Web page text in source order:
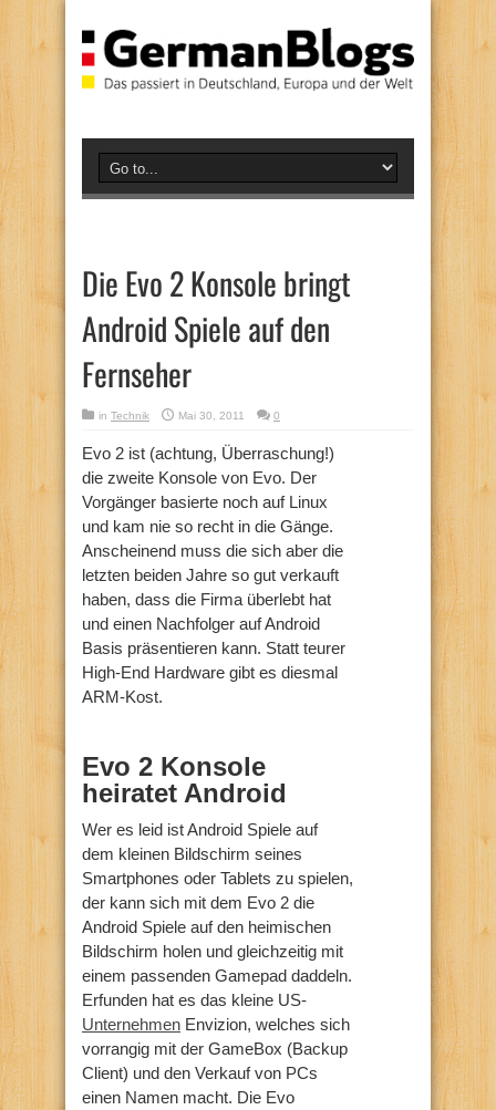
Die Evo 2 Konsole bringt
Android Spiele auf den
Fernseher
in Technik Mai 30, 2011 0
Evo 2 ist (achtung, Überraschung!)
die zweite Konsole von Evo. Der
Vorgänger basierte noch auf Linux
und kam nie so recht in die Gänge.
Anscheinend muss die sich aber die
letzten beiden Jahre so gut verkauft
haben, dass die Firma überlebt hat
und einen Nachfolger auf Android
Basis präsentieren kann. Statt teurer
High-End Hardware gibt es diesmal
ARM-Kost.
Evo 2 Konsole
heiratet Android
Wer es leid ist Android Spiele auf
dem kleinen Bildschirm seines
Smartphones oder Tablets zu spielen,
der kann sich mit dem Evo 2 die
Android Spiele auf den heimischen
Bildschirm holen und gleichzeitig mit
einem passenden Gamepad daddeln.
Erfunden hat es das kleine US-
Unternehmen Envizion, welches sich
vorrangig mit der GameBox (Backup
Client) und den Verkauf von PCs
einen Namen macht. Die Evo